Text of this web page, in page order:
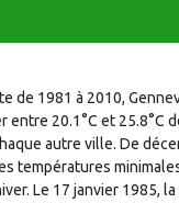
de 1981 à 2010,
20.1°C et 25.8°C
autre ville. De
températures
Le 17 janvier 1985,